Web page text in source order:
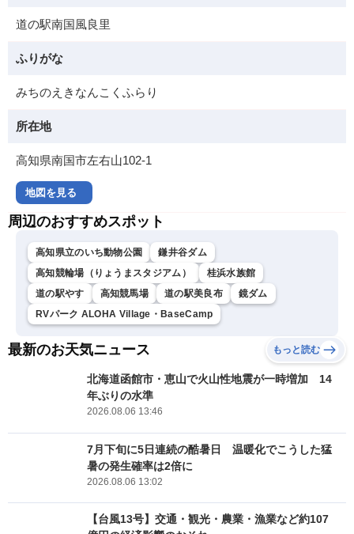
道の駅南国風良里
ふりがな
みちのえきなんこくふらり
所在地
高知県南国市左右山102-1
地図を見る
周辺のおすすめスポット
高知県立のいち動物公園
鎌井谷ダム
高知競輪場（りょうまスタジアム）
桂浜水族館
道の駅やす
高知競馬場 道の駅美良布
鏡ダム
RVパーク ALOHA Village・BaseCamp
最新のお天気ニュース もっと読む
北海道函館市・恵山で火山性地震が一時増加 14
年ぶりの水準
2026.08.06 13:46
7月下旬に5日連続の酷暑日 温暖化でこうした猛
暑の発生確率は2倍に
2026.08.06 13:02
【台風13号】交通・観光・農業・漁業など約107